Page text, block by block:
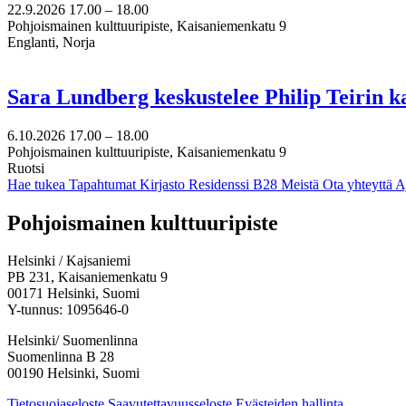
22.9.2026 17.00 – 18.00
Pohjoismainen kulttuuripiste, Kaisaniemenkatu 9
Englanti, Norja
Sara Lundberg keskustelee Philip Teirin
6.10.2026 17.00 – 18.00
Pohjoismainen kulttuuripiste, Kaisaniemenkatu 9
Ruotsi
Hae tukea Tapahtumat Kirjasto Residenssi B28 Meistä Ota yhteyttä
Facebook:
Avataan
välilehteen
Instagram:
Avataan
välilehteen
TikTok:
Avataan
välilehteen
Youtube:
Avataan
välilehteen
Vimeo:
Avataan
välilehteen
Pohjoismainen kulttuuripiste
Helsinki / Kajsaniemi
PB 231, Kaisaniemenkatu 9
00171 Helsinki, Suomi
Y-tunnus: 1095646-0
Helsinki/ Suomenlinna
Suomenlinna B 28
00190 Helsinki, Suomi